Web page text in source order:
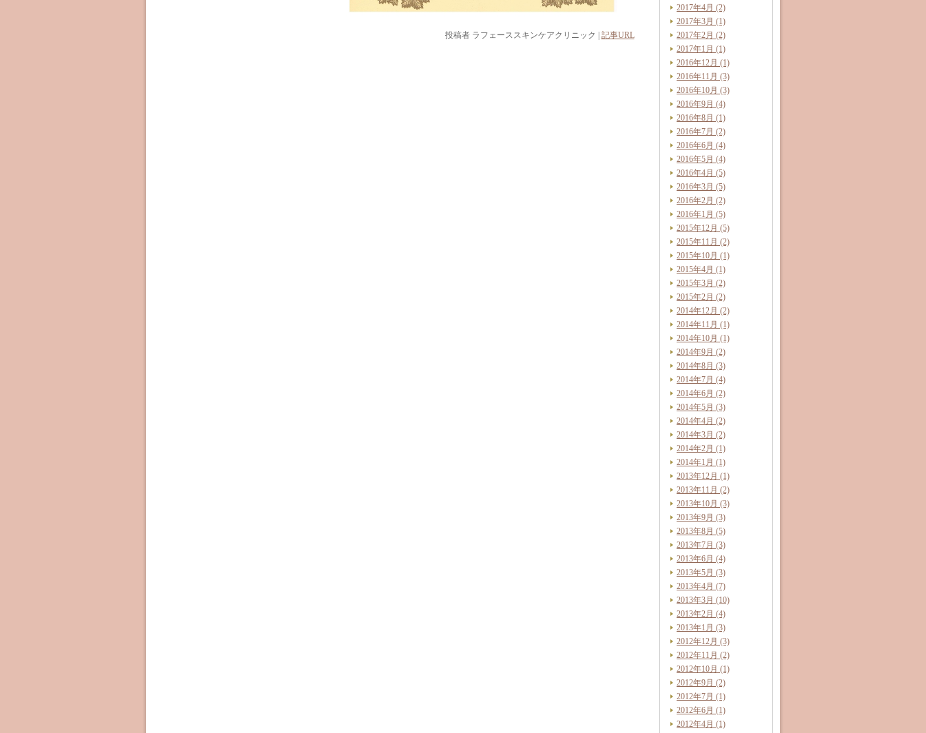
投稿者 ラフェーススキンケアクリニック 記事URL
2017年4月 (2)
2017年3月 (1)
2017年2月 (2)
2017年1月 (1)
2016年12月 (1)
2016年11月 (3)
2016年10月 (3)
2016年9月 (4)
2016年8月 (1)
2016年7月 (2)
2016年6月 (4)
2016年5月 (4)
2016年4月 (5)
2016年3月 (5)
2016年2月 (2)
2016年1月 (5)
2015年12月 (5)
2015年11月 (2)
2015年10月 (1)
2015年4月 (1)
2015年3月 (2)
2015年2月 (2)
2014年12月 (2)
2014年11月 (1)
2014年10月 (1)
2014年9月 (2)
2014年8月 (3)
2014年7月 (4)
2014年6月 (2)
2014年5月 (3)
2014年4月 (2)
2014年3月 (2)
2014年2月 (1)
2014年1月 (1)
2013年12月 (1)
2013年11月 (2)
2013年10月 (3)
2013年9月 (3)
2013年8月 (5)
2013年7月 (3)
2013年6月 (4)
2013年5月 (3)
2013年4月 (7)
2013年3月 (10)
2013年2月 (4)
2013年1月 (3)
2012年12月 (3)
2012年11月 (2)
2012年10月 (1)
2012年9月 (2)
2012年7月 (1)
2012年6月 (1)
2012年4月 (1)